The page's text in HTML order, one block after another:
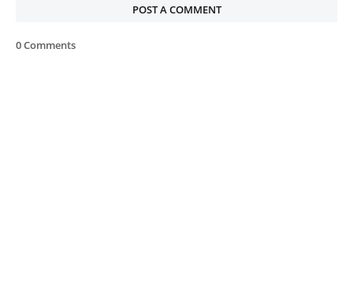
POST A COMMENT
0 Comments